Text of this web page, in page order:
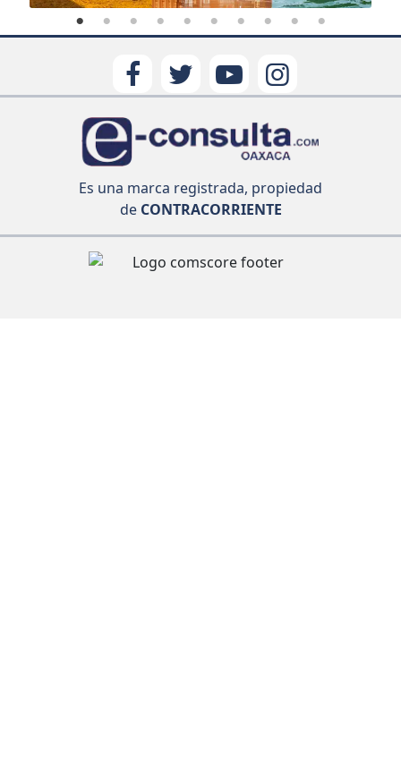
Es una marca registrada, propiedad
deCONTRACORRIENTE